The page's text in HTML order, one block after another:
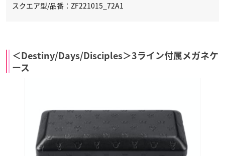
スクエア型/品番：ZF221015_72A1
＜Destiny/Days/Disciples＞3ライン付属メガネケ
ース